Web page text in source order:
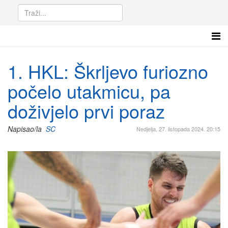
1. HKL: Škrljevo furiozno
počelo utakmicu, pa
doživjelo prvi poraz
Nedjelja, 27. listopada 2024. 20:15
Napisao/la SC